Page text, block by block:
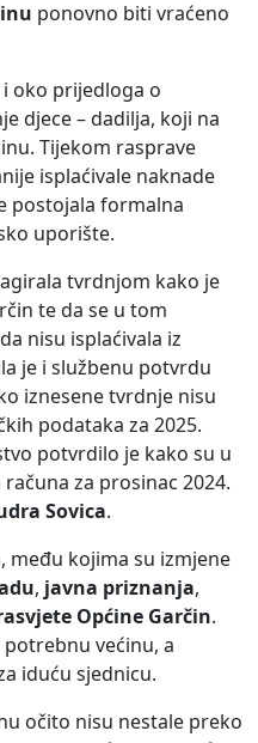
ponovno biti vraćeno
oko prijedloga o
djece – dadilja, koji na
Tijekom rasprave
isplaćivale naknade
postojala formalna
uporište.
tvrdnjom kako je
te da se u tom
nisu isplaćivala iz
je i službenu potvrdu
iznesene tvrdnje nisu
podataka za 2025.
potvrdilo je kako su u
za prosinac 2024.
Sovica.
među kojima su izmjene
, javna priznanja,
Općine Garčin.
većinu, a
iduću sjednicu.
očito nisu nestale preko